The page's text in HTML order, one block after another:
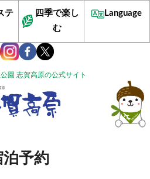
園 志賀高原の公式サイト
テ
四季で楽し
む
Language
泊予約